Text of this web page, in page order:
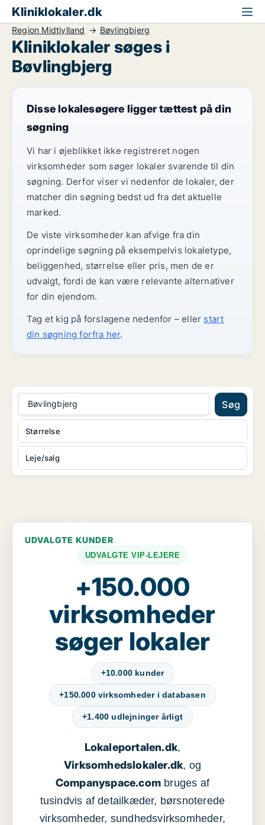
Kliniklokaler.dk
Region Midtjylland Bøvlingbjerg
Kliniklokaler søges i
Bøvlingbjerg
Disse lokalesøgere ligger tættest på din
søgning
Vi har i øjeblikket ikke registreret nogen
virksomheder som søger lokaler svarende til din
søgning. Derfor viser vi nedenfor de lokaler, der
matcher din søgning bedst ud fra det aktuelle
marked.
De viste virksomheder kan afvige fra din
oprindelige søgning på eksempelvis lokaletype,
beliggenhed, størrelse eller pris, men de er
udvalgt, fordi de kan være relevante alternativer
for din ejendom.
Tag et kig på forslagene nedenfor – eller start
din søgning forfra her.
Bøvlingbjerg Søg
Leje/salg
Størrelse
UDVALGTE KUNDER
UDVALGTE VIP-LEJERE
+150.000
virksomheder
søger lokaler
+10.000 kunder
+150.000 virksomheder i databasen
+1.400 udlejninger årligt
Lokaleportalen.dk,
Virksomhedslokaler.dk, og
Companyspace.com bruges af
tusindvis af detailkæder, børsnoterede
virksomheder, sundhedsvirksomheder,